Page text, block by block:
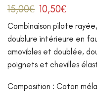
15,00€ 10,50€
Combinaison pilote
doublure intérieure en
amovibles et doublée,
poignets et chevilles
Composition : Coton